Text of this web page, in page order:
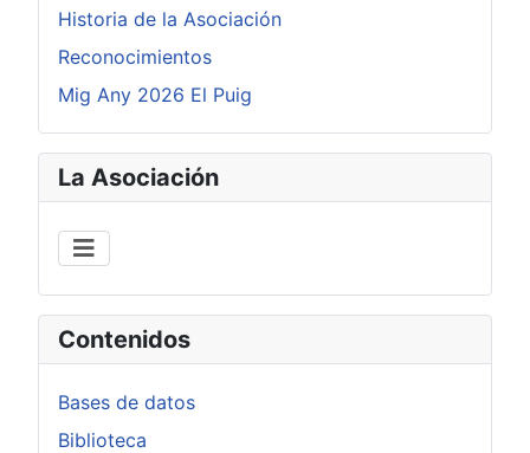
Historia de la Asociación
Reconocimientos
Mig Any 2026 El Puig
La Asociación
Contenidos
Bases de datos
Biblioteca